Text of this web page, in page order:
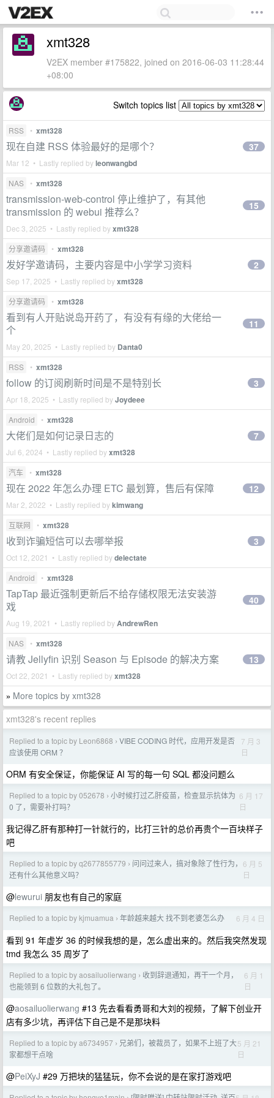
xmt328
V2EX member #175822, joined on 2016-06-03 11:28:44
+08:00
Switch topics list
RSS • xmt328
现在自建 RSS 体验最好的是哪个？
Mar 12 • Lastly replied byleonwangbd
37
NAS • xmt328
transmission-web-control 停止维护了，有其他
transmission 的 webui 推荐么？
Dec 3, 2025 • Lastly replied byxmt328
15
分享邀请码 • xmt328
发好学邀请码，主要内容是中小学学习资料
Sep 17, 2025 • Lastly replied byxmt328
2
分享邀请码 • xmt328
看到有人开贴说岛开药了，有没有有缘的大佬给一
个
May 20, 2025 • Lastly replied by Danta0
11
RSS • xmt328
follow 的订阅刷新时间是不是特别长
Apr 18, 2025 • Lastly replied byJoydeee
3
Android • xmt328
大佬们是如何记录日志的
Jul 6, 2024 • Lastly replied byxmt328
7
汽车 • xmt328
现在 2022 年怎么办理 ETC 最划算，售后有保障
Mar 2, 2022 • Lastly replied bykimwang
12
互联网 • xmt328
收到诈骗短信可以去哪举报
Oct 12, 2021 • Lastly replied bydelectate
3
Android • xmt328
TapTap 最近强制更新后不给存储权限无法安装游
戏
Aug 19, 2021 • Lastly replied byAndrewRen
40
NAS • xmt328
请教 Jellyfin 识别 Season 与 Episode 的解决方案
Oct 22, 2021 • Lastly replied byxmt328
13
» More topics by xmt328
xmt328's recent replies
Replied to a topic by Leon6868 › VIBE CODING 时代，应用开发是否
应该使用 ORM ？
7 月 3
日
ORM 有安全保证，你能保证 AI 写的每一句 SQL 都没问题么
Replied to a topic by 052678 › 小时候打过乙肝疫苗，检查显示抗体为
0 了，需要补打吗？
6 月 17
日
我记得乙肝有那种打一针就行的，比打三针的总价再贵个一百块样子
吧
Replied to a topic by q2677855779 › 问问过来人，搞对象除了性行为，
还有什么其他意义吗？
6 月 5
日
@lewurui 朋友也有自己的家庭
Replied to a topic by kjmuamua › 年龄越来越大 找不到老婆怎么办 6 月 4 日
看到 91 年虚岁 36 的时候我想的是，怎么虚出来的。然后我突然发现
tmd 我怎么 35 周岁了
Replied to a topic by aosailuolierwang › 收到辞退通知，再干一个月，
也能领到 6 位数的大礼包了。
6 月 1
日
@aosailuolierwang #13 先去看看勇哥和大刘的视频，了解下创业开
店有多少坑，再评估下自己是不是那块料
Replied to a topic by a6734957 › 兄弟们，被裁员了，如果不上班了大
家都想干点啥
5 月 21
日
@PeiXyJ #29 万把块的猛猛玩，你不会说的是在家打游戏吧